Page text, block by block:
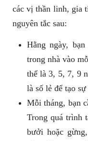
các vị thần linh, gia
nguyên tắc sau:
Hằng ngày,
trong nhà vào
thể là 3, 5, 7, 9
là số lẻ để tạo
Mỗi tháng, bạn
Trong quá trình
bưởi hoặc